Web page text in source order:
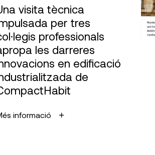
visita tècnica
per tres
professionals
les darreres
en edificació
de
informació